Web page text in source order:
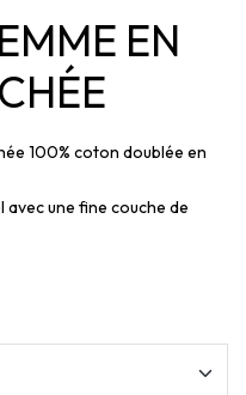
EN
100% coton doublée en
avec une fine couche de